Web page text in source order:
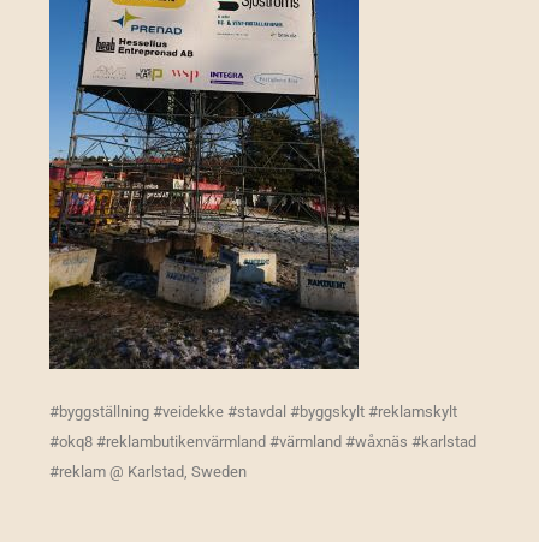
#byggställning #veidekke #stavdal #byggskylt #reklamskylt
#okq8 #reklambutikenvärmland #värmland #wåxnäs #karlstad
#reklam @ Karlstad, Sweden